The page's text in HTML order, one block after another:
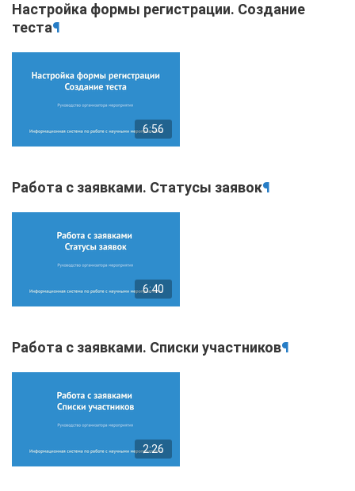
Настройка формы регистрации. Создание
теста¶
6:56
Работа с заявками. Статусы заявок¶
6:40
Работа с заявками. Списки участников¶
2:26